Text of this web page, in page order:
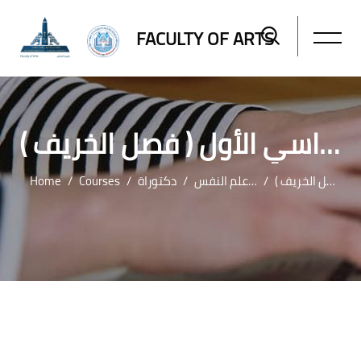
FACULTY OF ARTS
الفصل الدراسي الأول ( فصل الخريف )
Home Courses دكتوراة دكتوراة قسم علم النفس الفصل الدراسي الأول ( فصل الخريف )